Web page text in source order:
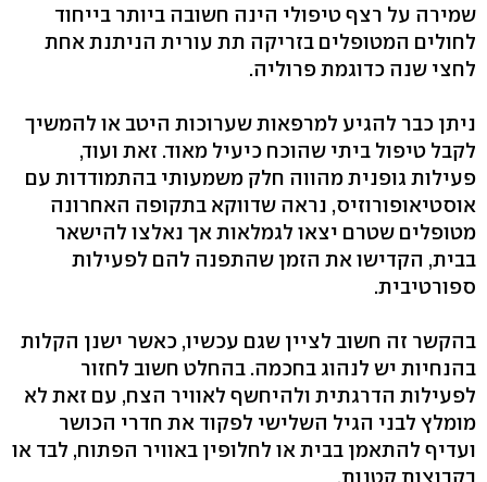
שמירה על רצף טיפולי הינה חשובה ביותר בייחוד
לחולים המטופלים בזריקה תת עורית הניתנת אחת
לחצי שנה כדוגמת פרוליה.
ניתן כבר להגיע למרפאות שערוכות היטב או להמשיך
לקבל טיפול ביתי שהוכח כיעיל מאוד. זאת ועוד,
פעילות גופנית מהווה חלק משמעותי בהתמודדות עם
אוסטיאופורוזיס, נראה שדווקא בתקופה האחרונה
מטופלים שטרם יצאו לגמלאות אך נאלצו להישאר
בבית, הקדישו את הזמן שהתפנה להם לפעילות
ספורטיבית.
בהקשר זה חשוב לציין שגם עכשיו, כאשר ישנן הקלות
בהנחיות יש לנהוג בחכמה. בהחלט חשוב לחזור
לפעילות הדרגתית ולהיחשף לאוויר הצח, עם זאת לא
מומלץ לבני הגיל השלישי לפקוד את חדרי הכושר
ועדיף להתאמן בבית או לחלופין באוויר הפתוח, לבד או
בקבוצות קטנות.